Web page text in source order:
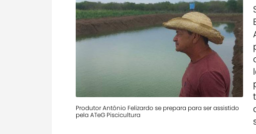
Produtor Antônio Felizardo se prepara para ser assistido
pela ATeG Piscicultura